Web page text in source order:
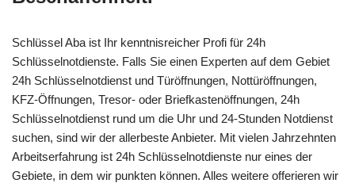
Schlüssel Aba ist Ihr kenntnisreicher Profi für 24h
Schlüsselnotdienste. Falls Sie einen Experten auf dem Gebiet
24h Schlüsselnotdienst und Türöffnungen, Nottüröffnungen,
KFZ-Öffnungen, Tresor- oder Briefkastenöffnungen, 24h
Schlüsselnotdienst rund um die Uhr und 24-Stunden Notdienst
suchen, sind wir der allerbeste Anbieter. Mit vielen Jahrzehnten
Arbeitserfahrung ist 24h Schlüsselnotdienste nur eines der
Gebiete, in dem wir punkten können. Alles weitere offerieren wir